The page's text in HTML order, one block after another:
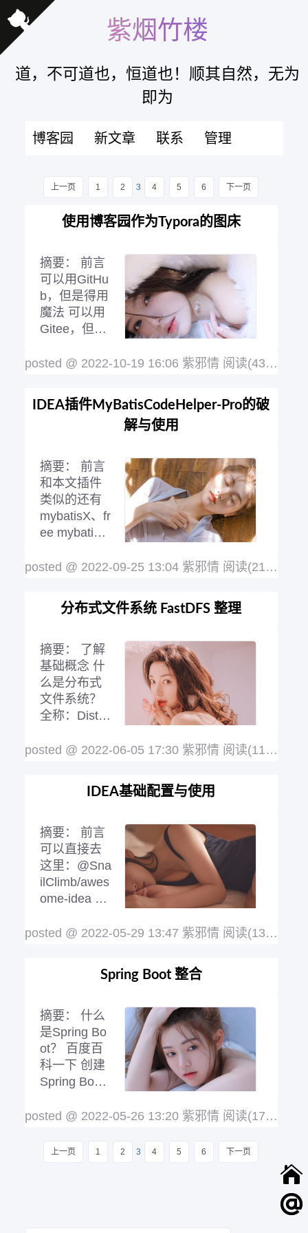
紫烟竹楼
道，不可道也，恒道也！顺其自然，无为
即为
博客园 新文章 联系 管理
上一页 1 2 3 4 5 6 下一页
使用博客园作为Typora的图床
摘要： 前言
可以用GitHu
b，但是得用
魔法 可以用
Gitee，但
是：...............，一言难尽，上次Gitee整
了 .............等等很多实现方式，这里说明
标题中的方式 下载与配置 下载一个小玩
posted @ 2022-10-19 16:06 紫邪情 阅读(433)
IDEA插件MyBatisCodeHelper-Pro的破
解与使用
摘要： 前言
和本文插件
类似的还有
mybatisX、fr
ee mybatis t
Plus........但
载地址：https://www.123pan.com/s/Le6
KVv-jbGxh.html 提取码: zixq 要了解激活
posted @ 2022-09-25 13:04 紫邪情 阅读(21377)
分布式文件系统 FastDFS 整理
摘要：
了解
基础概念 什
么是分布式
文件系统？
全称：Distri
ystem，即简
可以说是服务器，和tomcat差不多，即相
当于软件也相当于是服务器，这个软件就
件通常不是在一个服务器节点上，而是在
多个服务器节点上 阅读全文
posted @ 2022-06-05 17:30 紫邪情 阅读(1199)
IDEA基础配置与使用
摘要： 前言
可以直接去
这里：@Sna
ilClimb/awes
ome-idea 这
我详细 这篇
作用，基础中的基础配置 JetBrains全家
桶破解地址，这种方式是采用补丁，不放
或者去：https:/
阅读全文
posted @ 2022-05-29 13:47 紫邪情 阅读(1335)
Spring Boot 整合
摘要： 什么
是Spring Bo
ot？ 百度百
科一下 创建
Spring Boot
网来创建
明，只需要在 官网 里面创建好了，然后
下载解压，就可以了，我这里直接使用编
posted @ 2022-05-26 13:20 紫邪情 阅读(1741)
上一页 1 2 3 4 5 6 下一页